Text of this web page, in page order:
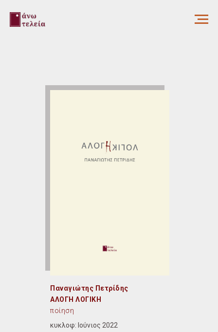
κυκλοφ: Ιούνιος 2022
Παναγιώτης Πετρίδης
ΑΛΟΓΗ ΛΟΓΙΚΗ
ποίηση